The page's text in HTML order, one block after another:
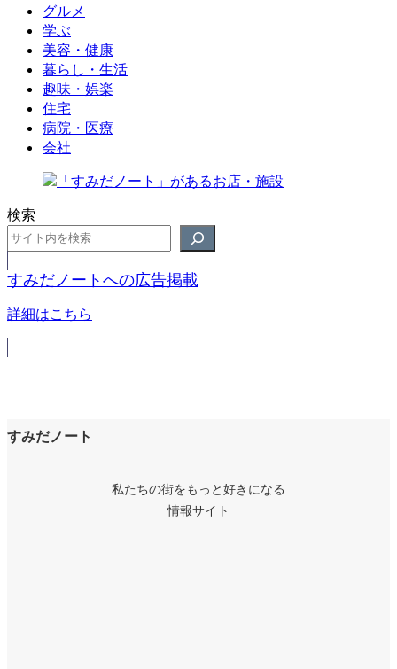
グルメ
学ぶ
美容・健康
暮らし・生活
趣味・娯楽
住宅
病院・医療
会社
検索
すみだノートへの広告掲載
詳細はこちら
すみだノート
私たちの街をもっと好きになる
情報サイト